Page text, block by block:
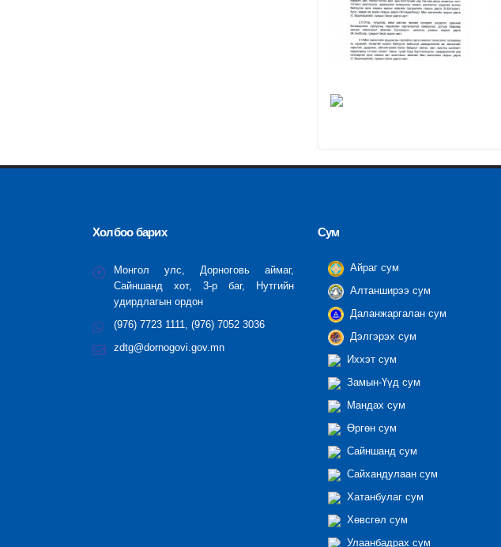
Холбоо барих
Монгол улс, Дорноговь аймаг,
Сайншанд хот, 3-р баг, Нутгийн
удирдлагын ордон
(976) 7723 1111, (976) 7052 3036
zdtg@dornogovi.gov.mn
Сум
Айраг сум
Алтанширээ сум
Даланжаргалан сум
Дэлгэрэх сум
Иххэт сум
Замын-Үүд сум
Мандах сум
Өргөн сум
Сайншанд сум
Сайхандулаан сум
Хатанбулаг сум
Хөвсгөл сум
Улаанбадрах сум